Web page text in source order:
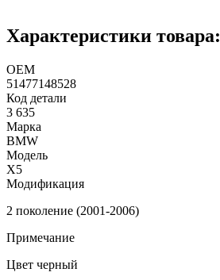
Характеристики товара:
ОЕМ
51477148528
Код детали
3 635
Марка
BMW
Модель
X5
Модификация
2 поколение (2001-2006)
Примечание
Цвет черный